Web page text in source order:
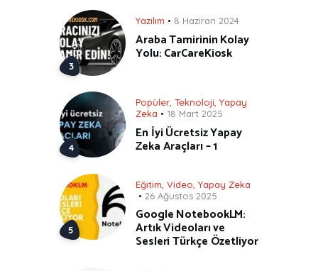
Yazılım 8 Haziran 2024
Araba Tamirinin Kolay
Yolu: CarCareKiosk
Popüler Teknoloji Yapay
Zeka
18 Mart 2025
En İyi Ücretsiz Yapay
Zeka Araçları – 1
Eğitim Video Yapay Zeka
26 Ağustos 2025
Google NotebookLM:
Artık Videoları ve
Sesleri Türkçe Özetliyor